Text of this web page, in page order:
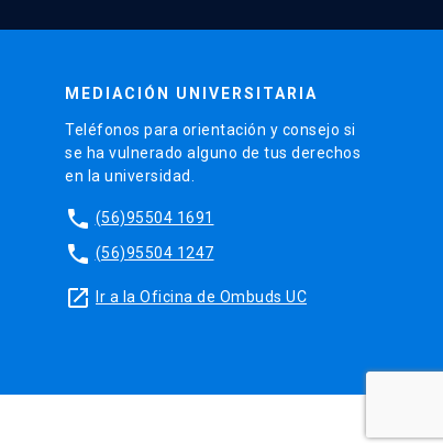
MEDIACIÓN UNIVERSITARIA
Teléfonos para orientación y consejo si
se ha vulnerado alguno de tus derechos
en la universidad.
phone (56)95504 1691
phone (56)95504 1247
launch Ir a la Oficina de Ombuds UC